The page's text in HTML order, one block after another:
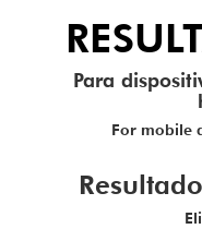
Para
For mobile